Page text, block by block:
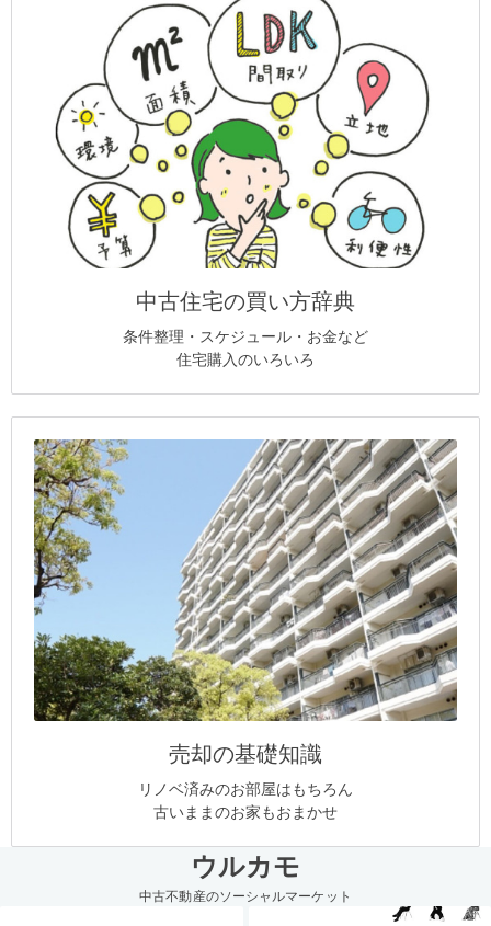
中古住宅の買い方辞典
条件整理・スケジュール・お金など
住宅購入のいろいろ
売却の基礎知識
リノベ済みのお部屋はもちろん
古いままのお家もおまかせ
ウルカモ
中古不動産のソーシャルマーケット